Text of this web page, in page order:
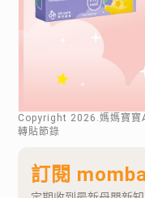
Copyright 2026 .媽媽寶
轉貼節錄
訂閱